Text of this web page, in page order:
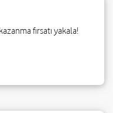
fırsatı yakala!